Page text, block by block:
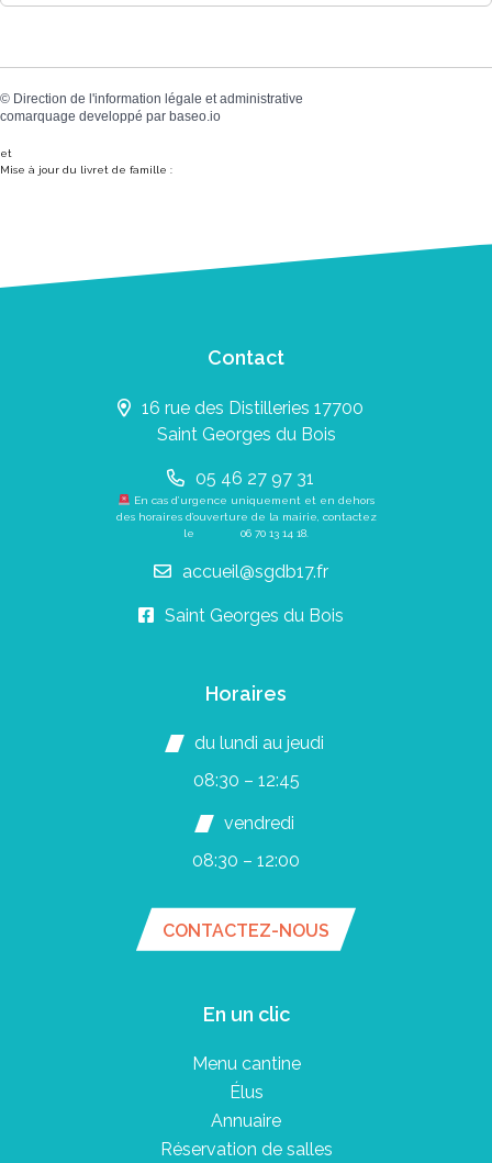
© Direction de l'information légale et administrative
comarquage developpé par baseo.io
et
Mise à jour du livret de famille :
Contact
16 rue des Distilleries 17700
Saint Georges du Bois
05 46 27 97 31
En cas d’urgence uniquement et en dehors
des horaires d’ouverture de la mairie, contactez
le 06 70 13 14 18
accueil@sgdb17.fr
Saint Georges du Bois
Horaires
du lundi au jeudi
08:30 – 12:45
vendredi
08:30 – 12:00
CONTACTEZ-NOUS
En un clic
Menu cantine
Élus
Annuaire
Réservation de salles